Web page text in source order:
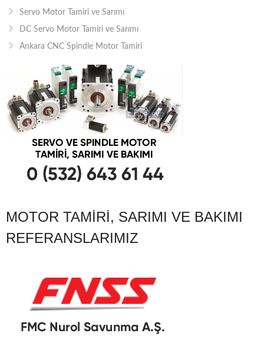
Servo Motor Tamiri ve Sarımı
DC Servo Motor Tamiri ve Sarımı
Ankara CNC Spindle Motor Tamiri
MOTOR TAMIRI, SARIMI VE BAKIMI
REFERANSLARIMIZ